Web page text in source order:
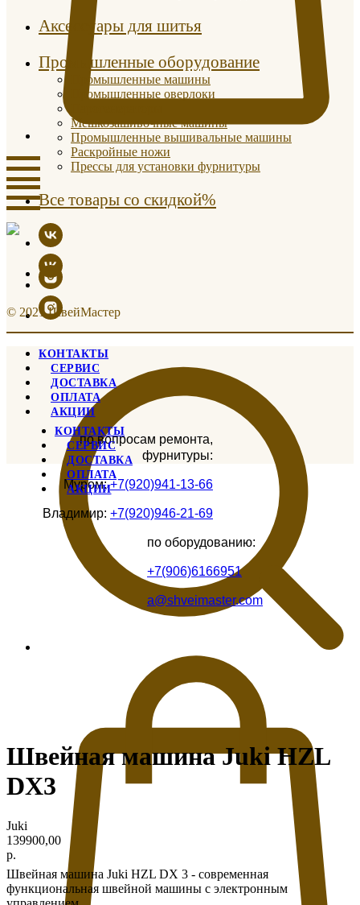
Аксессуары для шитья
Промышленные оборудование
Промышленные машины
Промышленные оверлоки
Мешкозашивочные машины
Промышленные вышивальные машины
Раскройные ножи
Прессы для установки фурнитуры
Все товары со скидкой%
© 2021 ШвейМастер
КОНТАКТЫ
СЕРВИС
ДОСТАВКА
ОПЛАТА
АКЦИИ
по вопросам ремонта,
фурнитуры:
Муром:+7(920)941-13-66
Владимир: +7(920)946-21-69
по оборудованию:
+7(906)6166951
a@shveimaster.com
КОНТАКТЫ
СЕРВИС
ДОСТАВКА
ОПЛАТА
АКЦИИ
Швейная машина Juki HZL
DX3
Juki
139900,00
р.
Швейная машина Juki HZL DX 3 - современная
функциональная швейной машины с электронным